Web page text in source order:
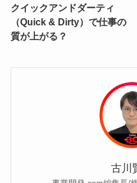
クイックアンドダーティ
（Quick & Dirty）で仕事の
質が上がる？
古川